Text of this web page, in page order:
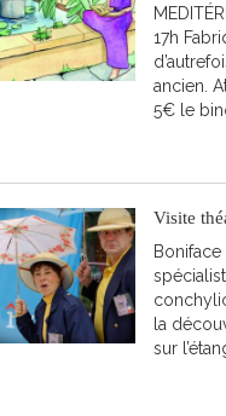
Evénements
/
Actualités
17h
ancien.
5€ le
Visite
la
sur